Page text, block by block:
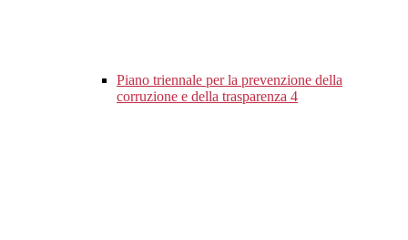
Piano triennale per la prevenzione della
corruzione e della trasparenza 4